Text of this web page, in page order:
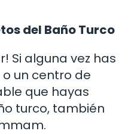
del Baño Turco
Si alguna vez has
un centro de
que hayas
turco, también